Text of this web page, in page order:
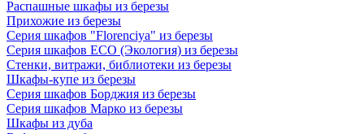
Распашные шкафы из березы
Прихожие из березы
Серия шкафов "Florenciya" из березы
Серия шкафов ECO (Экология) из березы
Стенки, витражи, библиотеки из березы
Шкафы-купе из березы
Серия шкафов Борджия из березы
Серия шкафов Марко из березы
Шкафы из дуба